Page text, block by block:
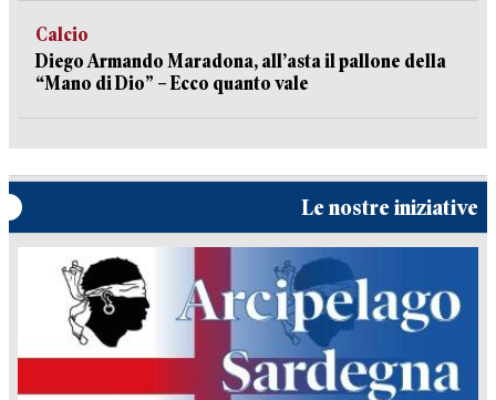
Calcio
Diego Armando Maradona, all’asta il pallone della
“Mano di Dio” – Ecco quanto vale
Le nostre iniziative